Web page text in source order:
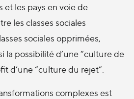
et les pays en voie de
les classes sociales
sociales opprimées,
la possibilité d’une “culture de
d’une “culture du rejet”.
complexes est